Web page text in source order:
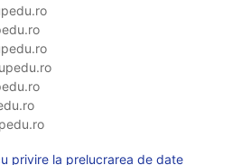
privire la prelucrarea de date